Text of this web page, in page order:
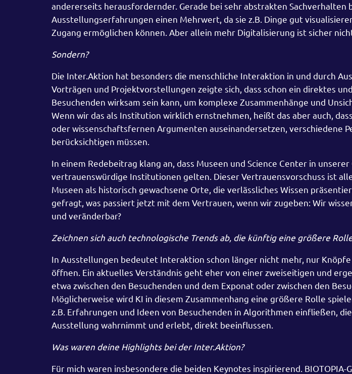
andererseits herausfordernder. Gerade bei sehr abstrakten Sachverhalten
Ausstellungserfahrungen einen Mehrwert, da sie z.B. Dinge gut
Zugang ermöglichen können. Aber allein mehr Digitalisierung ist sicher
Sondern?
Die Inter.Aktion hat besonders die menschliche Interaktion in und durch
Vorträgen und Projektvorstellungen zeigte sich, dass schon ein direktes
Besuchenden wirksam sein kann, um komplexe Zusammenhänge und
Wenn wir das als Institution wirklich ernstnehmen, heißt das aber auch,
oder wissenschaftsfernen Argumenten auseinandersetzen, verschiedene
berücksichtigen müssen.
In einem Redebeitrag klang an, dass Museen und Science Center in
vertrauenswürdige Institutionen gelten. Dieser Vertrauensvorschuss ist
Museen als historisch gewachsene Orte, die verlässliches Wissen
gefragt, was passiert jetzt mit dem Vertrauen, wenn wir zugeben: Wir
und veränderbar?
Zeichnen sich auch technologische Trends ab, die künftig eine größere
In Ausstellungen bedeutet Interaktion schon länger nicht mehr, nur Knöpfe
öffnen. Ein aktuelles Verständnis geht eher von einer zweiseitigen und
etwa zwischen den Besuchenden und dem Exponat oder zwischen den
Möglicherweise wird KI in diesem Zusammenhang eine größere Rolle
z.B. Erfahrungen und Ideen von Besuchenden in Algorithmen einfließen,
Ausstellung wahrnimmt und erlebt, direkt beeinflussen.
Was waren deine Highlights bei der Inter.Aktion?
Für mich waren insbesondere die beiden Keynotes inspirierend.